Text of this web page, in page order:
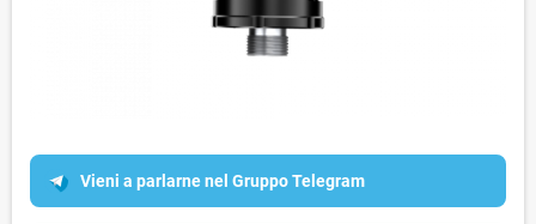
Vieni a parlarne nel Gruppo Telegram